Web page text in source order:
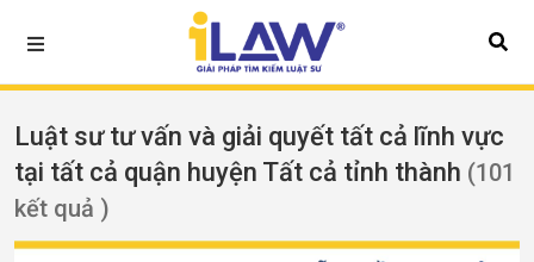
Luật sư tư vấn và giải quyết tất cả lĩnh vực
tại tất cả quận huyện Tất cả tỉnh thành (101
kết quả )